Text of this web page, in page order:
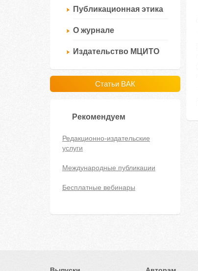
Публикационная этика
О журнале
Издательство МЦИТО
Статьи ВАК
Рекомендуем
Редакционно-издательские
услуги
Международные публикации
Бесплатные вебинары